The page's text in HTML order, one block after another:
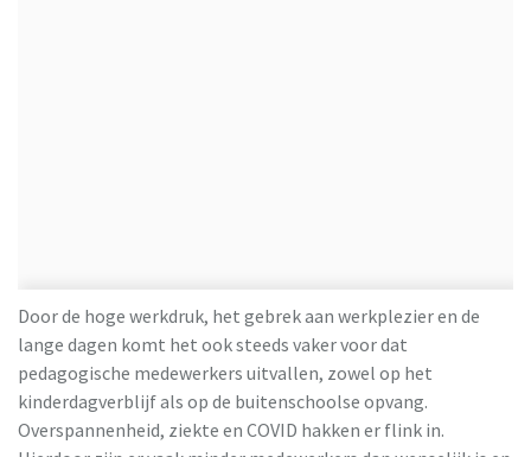
Door de hoge werkdruk, het gebrek aan werkplezier en de
lange dagen komt het ook steeds vaker voor dat
pedagogische medewerkers uitvallen, zowel op het
kinderdagverblijf als op de buitenschoolse opvang.
Overspannenheid, ziekte en COVID hakken er flink in.